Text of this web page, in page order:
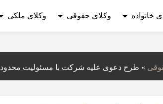
خانواده وکلای حقوقی وکلای ملکی
» طرح دعوی علیه شرکت با مسئولیت محدود